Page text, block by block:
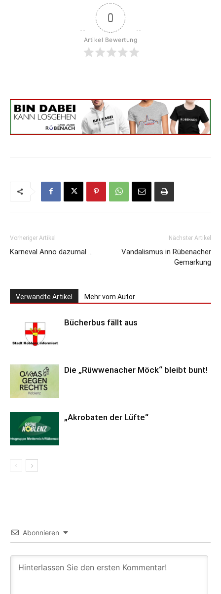
0
Artikel Bewertung
Vorheriger Artikel
Karneval Anno dazumal …
Nächster Artikel
Vandalismus in Rübenacher
Gemarkung
Verwandte Artikel Mehr vom Autor
Bücherbus fällt aus
Die „Rüwwenacher Möck“ bleibt bunt!
„Akrobaten der Lüfte“
Abonnieren